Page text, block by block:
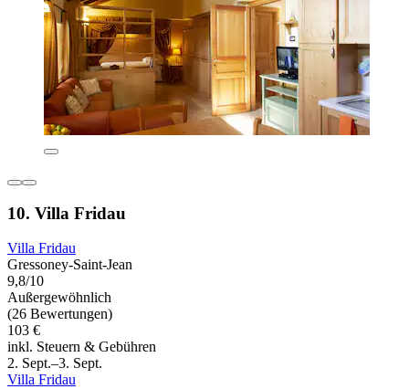
10. Villa Fridau
Villa Fridau
Gressoney-Saint-Jean
9,8/10
Außergewöhnlich
(26 Bewertungen)
103 €
inkl. Steuern & Gebühren
2. Sept.–3. Sept.
Villa Fridau